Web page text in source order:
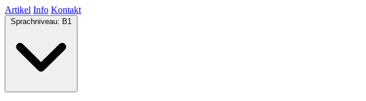
Artikel Info Kontakt
Sprachniveau: B1